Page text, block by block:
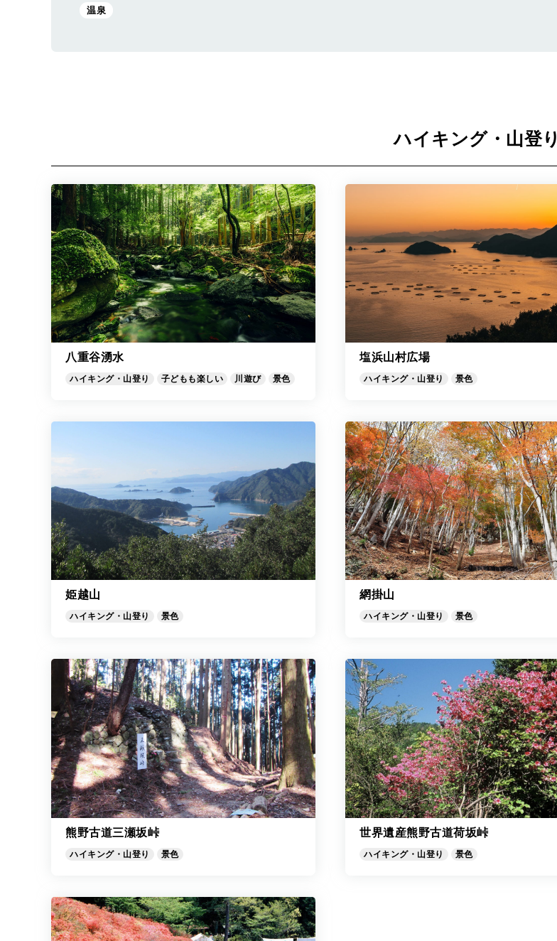
温泉
ハイキング・山登り
八重谷湧水
ハイキング・山登り 子どもも楽しい 川遊び 景色
塩浜山村広場
ハイキング・山登り 景色
姫越山
ハイキング・山登り 景色
網掛山
ハイキング・山登り 景色
熊野古道三瀬坂峠
ハイキング・山登り 景色
世界遺産熊野古道荷坂峠
ハイキング・山登り 景色